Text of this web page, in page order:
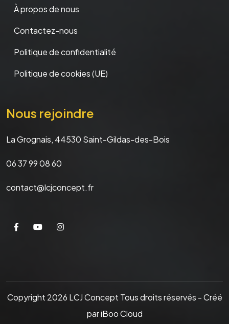
À propos de nous
Contactez-nous
Politique de confidentialité
Politique de cookies (UE)
Nous rejoindre
La Grognais, 44530 Saint-Gildas-des-Bois
06 37 99 08 60
contact@lcjconcept.fr
Copyright 2026 LCJ Concept Tous droits réservés - Créé
par iBoo Cloud